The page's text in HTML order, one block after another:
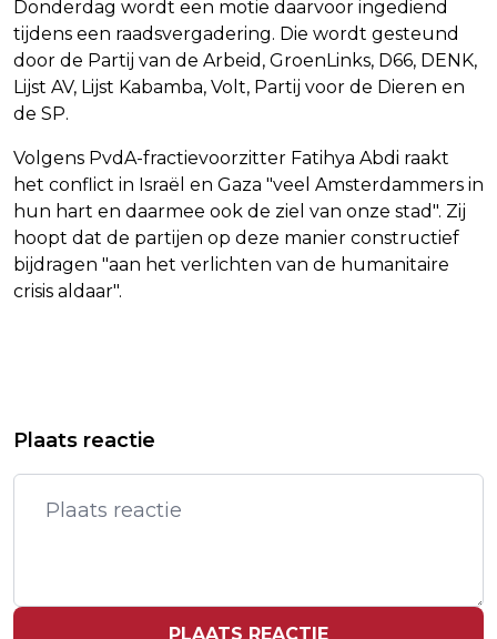
Donderdag wordt een motie daarvoor ingediend
tijdens een raadsvergadering. Die wordt gesteund
door de Partij van de Arbeid, GroenLinks, D66, DENK,
Lijst AV, Lijst Kabamba, Volt, Partij voor de Dieren en
de SP.
Volgens PvdA-fractievoorzitter Fatihya Abdi raakt
het conflict in Israël en Gaza "veel Amsterdammers in
hun hart en daarmee ook de ziel van onze stad". Zij
hoopt dat de partijen op deze manier constructief
bijdragen "aan het verlichten van de humanitaire
crisis aldaar".
VLUCHTELINGEN IN PEKELA
AMAZON VOOR HET EERST RUIM 2
BILJOEN WAARD OP HOGER WALL
STREET
Plaats reactie
PLAATS REACTIE